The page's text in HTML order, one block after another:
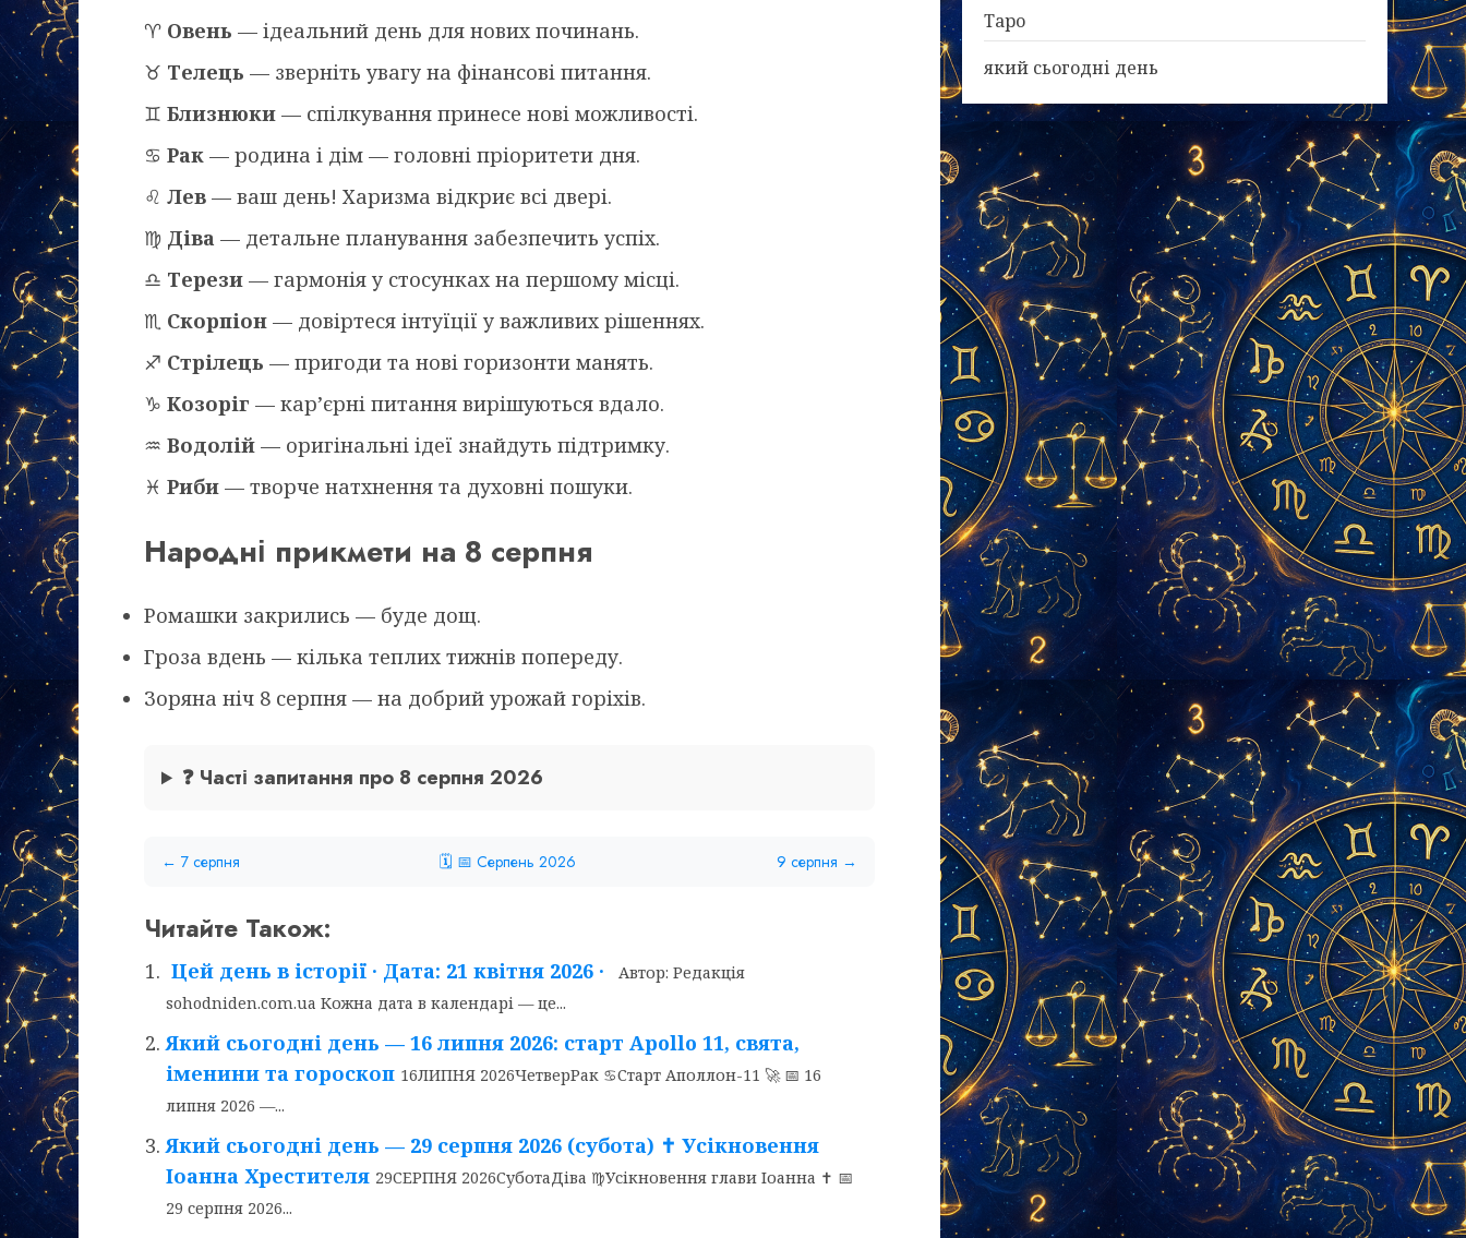
♈ Овень — ідеальний день для нових починань.
♉ Телець — зверніть увагу на фінансові питання.
♊ Близнюки — спілкування принесе нові можливості.
♋ Рак — родина і дім — головні пріоритети дня.
♌ Лев — ваш день! Харизма відкриє всі двері.
♍ Діва — детальне планування забезпечить успіх.
♎ Терези — гармонія у стосунках на першому місці.
♏ Скорпіон — довіртеся інтуїції у важливих рішеннях.
♐ Стрілець — пригоди та нові горизонти манять.
♑ Козоріг — кар’єрні питання вирішуються вдало.
♒ Водолій — оригінальні ідеї знайдуть підтримку.
♓ Риби — творче натхнення та духовні пошуки.
Народні прикмети на 8 серпня
Ромашки закрились — буде дощ.
Гроза вдень — кілька теплих тижнів попереду.
Зоряна ніч 8 серпня — на добрий урожай горіхів.
❓ Часті запитання про 8 серпня 2026
← 7 серпня 🗓 📅 Серпень 2026 9 серпня →
Читайте Також:
Цей день в історії · Дата: 21 квітня 2026 ·
Автор: Редакція
sohodniden.com.ua Кожна дата в календарі — це...
Який сьогодні день — 16 липня 2026: старт Apollo 11, свята,
іменини та гороскоп 16ЛИПНЯ 2026ЧетверРак ♋Старт Аполлон-11 🚀 📅 16
липня 2026 —...
Який сьогодні день — 29 серпня 2026 (субота) ✝️ Усікновення
Іоанна Хрестителя 29СЕРПНЯ 2026СуботаДіва ♍Усікновення глави Іоанна ✝️ 📅
29 серпня 2026...
Таро
який сьогодні день